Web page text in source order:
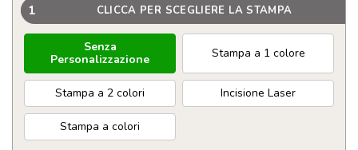
1 CLICCA PER SCEGLIERE LA STAMPA
Senza
Personalizzazione
Stampa a 1 colore
Stampa a 2 colori Incisione Laser
Stampa a colori